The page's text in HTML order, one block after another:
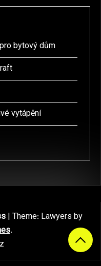
bytový dům
vytápění
| Theme: Lawyers by
.